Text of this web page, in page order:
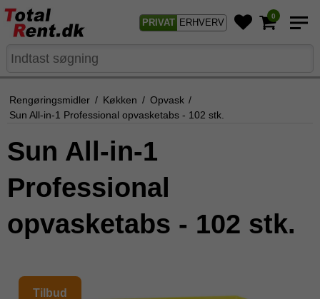
PRIVAT ERHVERV
0
Rengøringsmidler / Køkken / Opvask /
Sun All-in-1 Professional opvasketabs - 102 stk.
Sun All-in-1
Professional
opvasketabs - 102 stk.
Tilbud